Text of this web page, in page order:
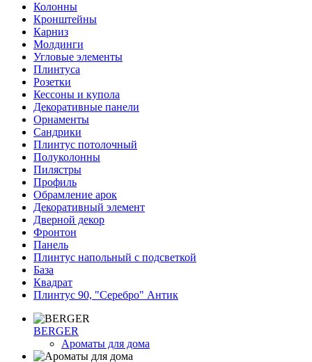
Колонны
Кронштейны
Карниз
Молдинги
Угловые элементы
Плинтуса
Розетки
Кессоны и купола
Декоративные панели
Орнаменты
Сандрики
Плинтус потолочный
Полуколонны
Пилястры
Профиль
Обрамление арок
Декоративный элемент
Дверной декор
Фронтон
Панель
Плинтус напольный с подсветкой
База
Квадрат
Плинтус 90, "Серебро" Антик
BERGER
Ароматы для дома